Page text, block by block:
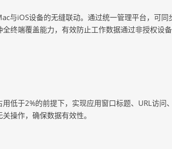
与iOS设备的无缝联动。通过统一管理平台，可
终端覆盖能力，有效防止工作数据通过非授权设备
低于2%的前提下，实现应用窗口标题、URL访问
操作，确保数据有效性。